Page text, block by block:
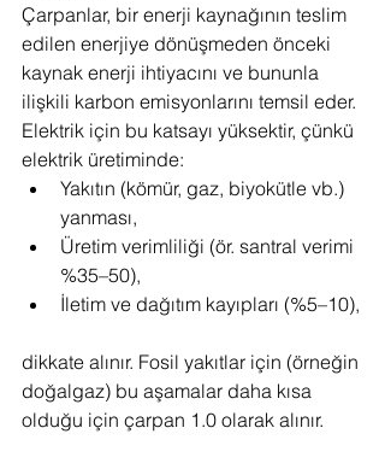
Çarpanlar, bir enerji kaynağının teslim
edilen enerjiye dönüşmeden önceki
kaynak enerji ihtiyacını ve bununla
ilişkili karbon emisyonlarını temsil eder.
Elektrik için bu katsayı yüksektir, çünkü
elektrik üretiminde:
Yakıtın (kömür, gaz, biyokütle vb.)
yanması,
Üretim verimliliği (ör. santral verimi
%35–50),
İletim ve dağıtım kayıpları (%5–10),
dikkate alınır. Fosil yakıtlar için (örneğin
doğalgaz) bu aşamalar daha kısa
olduğu için çarpan 1.0 olarak alınır.